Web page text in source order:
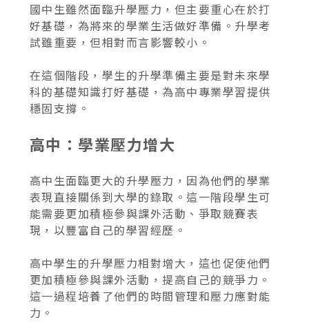
國中生雖然面臨升學壓力，但主要重心在於打
好基礎，為將來的學業生活做好準備。升學考
試雖重要，但相對而言影響較小。
在這個階段，學生的升學準備主要是對未來學
科的基礎知識打好基礎，為高中專業學習提供
穩固支撐。
高中：學業壓力增大
高中生面臨更大的升學壓力，因為他們的學業
表現直接關係到大學的錄取。這一階段學生可
能需要更加積極參與課外活動、爭取競賽表
現，以豐富自己的學習經歷。
高中學生的升學壓力相對增大，這也促使他們
更加積極參與課外活動，提高自己的競爭力。
這一過程培養了他們的時間管理和壓力應對能
力。